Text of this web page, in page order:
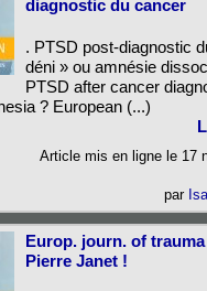
diagnostic du cancer
. PTSD post-diagnostic
déni » ou amnésie
PTSD after cancer
? European (...)
Article mis en ligne le 17
par
Europ. journ. of
Pierre Janet !